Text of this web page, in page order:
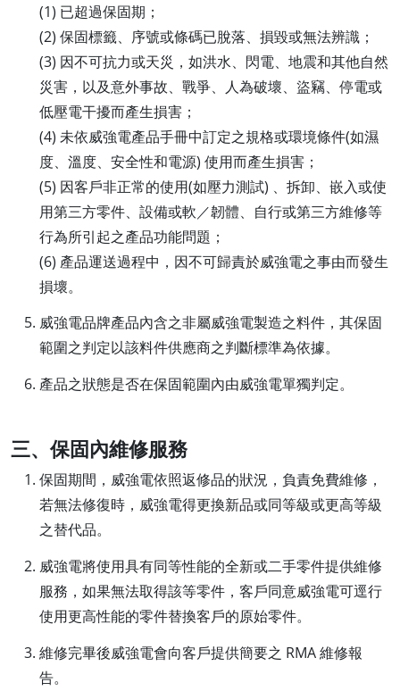
(1) 已超過保固期；
(2) 保固標籤、序號或條碼已脫落、損毀或無法辨識；
(3) 因不可抗力或天災，如洪水、閃電、地震和其他自然
災害，以及意外事故、戰爭、人為破壞、盜竊、停電或
低壓電干擾而產生損害；
(4) 未依威強電產品手冊中訂定之規格或環境條件(如濕
度、溫度、安全性和電源) 使用而產生損害；
(5) 因客戶非正常的使用(如壓力測試) 、拆卸、嵌入或使
用第三方零件、設備或軟／韌體、自行或第三方維修等
行為所引起之產品功能問題；
(6) 產品運送過程中，因不可歸責於威強電之事由而發生
損壞。
威強電品牌產品內含之非屬威強電製造之料件，其保固
範圍之判定以該料件供應商之判斷標準為依據。
產品之狀態是否在保固範圍內由威強電單獨判定。
三、保固內維修服務
保固期間，威強電依照返修品的狀況，負責免費維修，
若無法修復時，威強電得更換新品或同等級或更高等級
之替代品。
威強電將使用具有同等性能的全新或二手零件提供維修
服務，如果無法取得該等零件，客戶同意威強電可逕行
使用更高性能的零件替換客戶的原始零件。
維修完畢後威強電會向客戶提供簡要之 RMA 維修報
告。